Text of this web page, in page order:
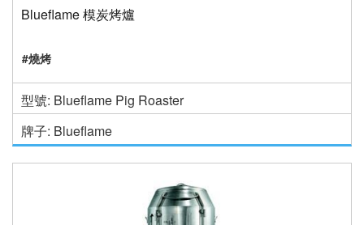
Blueflame 模炭烤爐
#燒烤
型號: Blueflame Pig Roaster
牌子: Blueflame